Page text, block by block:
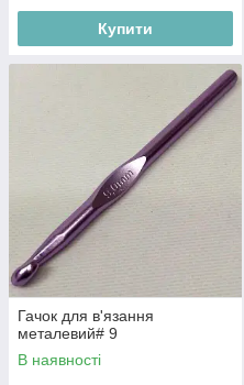
Купити
Гачок для в'язання
металевий# 9
В наявності